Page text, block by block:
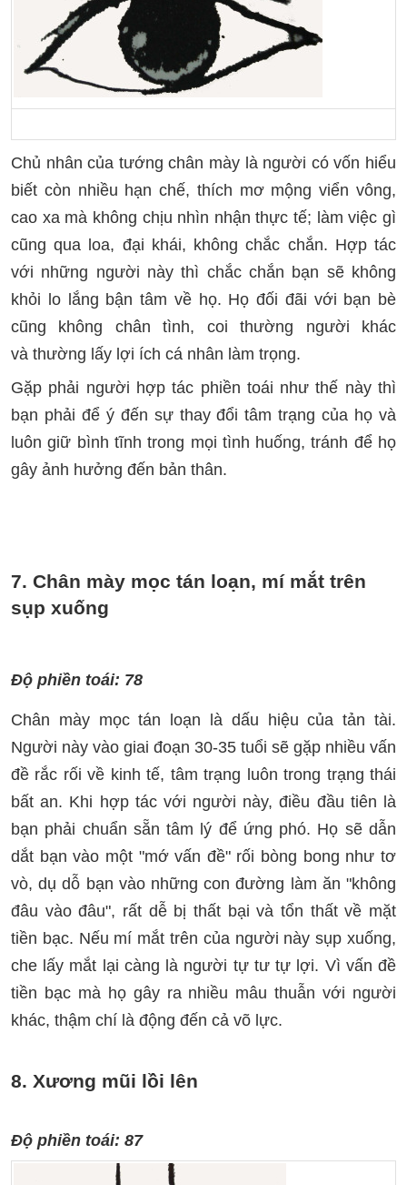
Chủ nhân của tướng chân mày là người có vốn hiểu
biết còn nhiều hạn chế, thích mơ mộng viển vông,
cao xa mà không chịu nhìn nhận thực tế; làm việc gì
cũng qua loa, đại khái, không chắc chắn. Hợp tác
với những người này thì chắc chắn bạn sẽ không
khỏi lo lắng bận tâm về họ. Họ đối đãi với bạn bè
cũng không chân tình, coi thường người khác
và thường lấy lợi ích cá nhân làm trọng.
Gặp phải người hợp tác phiền toái như thế này thì
bạn phải để ý đến sự thay đổi tâm trạng của họ và
luôn giữ bình tĩnh trong mọi tình huống, tránh để họ
gây ảnh hưởng đến bản thân.
7. Chân mày mọc tán loạn, mí mắt trên
sụp xuống
Độ phiền toái: 78
Chân mày mọc tán loạn là dấu hiệu của tản tài.
Người này vào giai đoạn 30-35 tuổi sẽ gặp nhiều vấn
đề rắc rối về kinh tế, tâm trạng luôn trong trạng thái
bất an. Khi hợp tác với người này, điều đầu tiên là
bạn phải chuẩn sẵn tâm lý để ứng phó. Họ sẽ dẫn
dắt bạn vào một "mớ vấn đề" rối bòng bong như tơ
vò, dụ dỗ bạn vào những con đường làm ăn "không
đâu vào đâu", rất dễ bị thất bại và tổn thất về mặt
tiền bạc. Nếu mí mắt trên của người này sụp xuống,
che lấy mắt lại càng là người tự tư tự lợi. Vì vấn đề
tiền bạc mà họ gây ra nhiều mâu thuẫn với người
khác, thậm chí là động đến cả võ lực.
8. Xương mũi lồi lên
Độ phiền toái: 87